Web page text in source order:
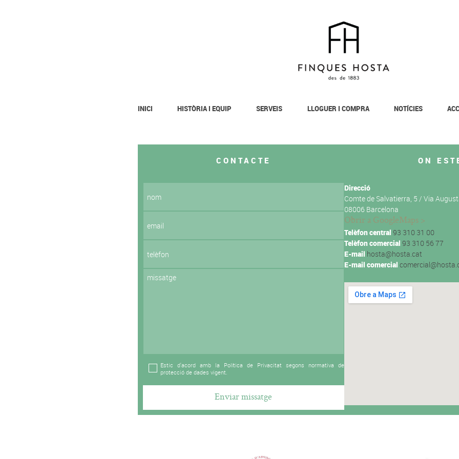
INICI HISTÒRIA I EQUIP SERVEIS LLOGUER I COMPRA NOTÍCIES
CONTACTE
Estic d'acord amb la Política de Privacitat segons normativa de
protecció de dades vigent.
ON
Direcció
Comte de Salvatierra, 5 / Via
08006 Barcelona
Obrir a GoogleMaps >
Telèfon central 93 310 31 00
Telèfon comercial 93 310 56 77
E-mail hosta@hosta.cat
E-mail comercial